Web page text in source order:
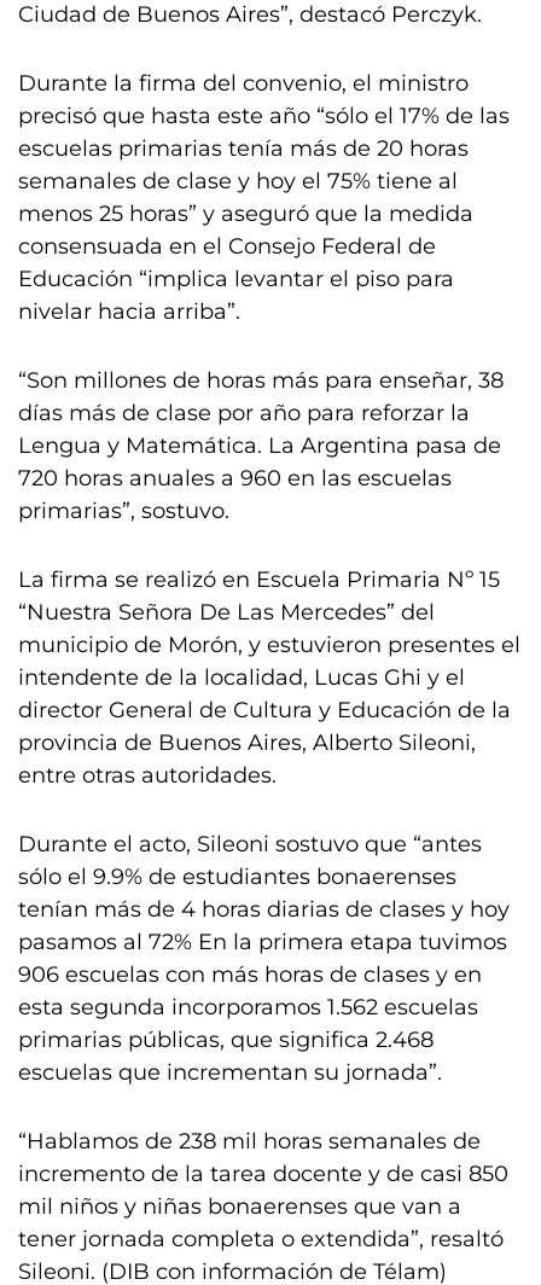
Ciudad de Buenos Aires”, destacó Perczyk.
Durante la firma del convenio, el ministro
precisó que hasta este año “sólo el 17% de las
escuelas primarias tenía más de 20 horas
semanales de clase y hoy el 75% tiene al
menos 25 horas” y aseguró que la medida
consensuada en el Consejo Federal de
Educación “implica levantar el piso para
nivelar hacia arriba”.
“Son millones de horas más para enseñar, 38
días más de clase por año para reforzar la
Lengua y Matemática. La Argentina pasa de
720 horas anuales a 960 en las escuelas
primarias”, sostuvo.
La firma se realizó en Escuela Primaria Nº 15
“Nuestra Señora De Las Mercedes” del
municipio de Morón, y estuvieron presentes el
intendente de la localidad, Lucas Ghi y el
director General de Cultura y Educación de la
provincia de Buenos Aires, Alberto Sileoni,
entre otras autoridades.
Durante el acto, Sileoni sostuvo que “antes
sólo el 9.9% de estudiantes bonaerenses
tenían más de 4 horas diarias de clases y hoy
pasamos al 72% En la primera etapa tuvimos
906 escuelas con más horas de clases y en
esta segunda incorporamos 1.562 escuelas
primarias públicas, que significa 2.468
escuelas que incrementan su jornada”.
“Hablamos de 238 mil horas semanales de
incremento de la tarea docente y de casi 850
mil niños y niñas bonaerenses que van a
tener jornada completa o extendida”, resaltó
Sileoni. (DIB con información de Télam)